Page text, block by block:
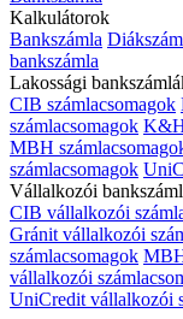
Kalkulátorok
Bankszámla
bankszámla
Lakossági
CIB számlacsomagok
számlacsomagok
MBH
számlacsomagok
Vállalkozói
CIB vállalkozói
Gránit vállalkozói
számlacsomagok
vállalkozói
UniCredit vállalkozói